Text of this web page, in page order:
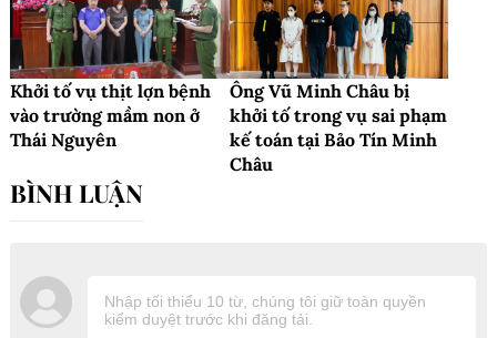
Khởi tố vụ thịt lợn bệnh
vào trường mầm non ở
Thái Nguyên
Ông Vũ Minh Châu bị
khởi tố trong vụ sai phạm
kế toán tại Bảo Tín Minh
Châu